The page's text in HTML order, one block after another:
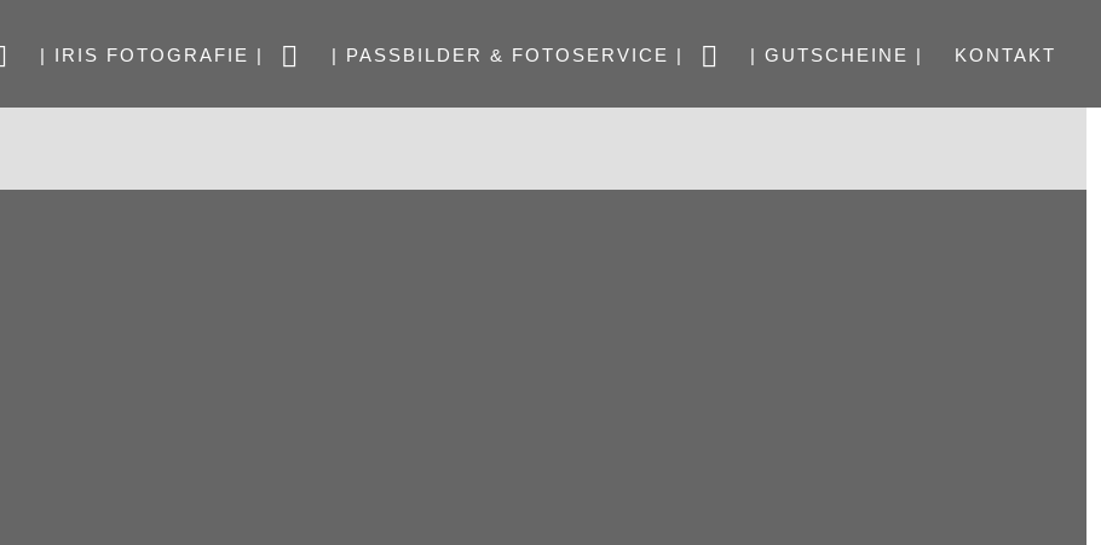
| IRIS FOTOGRAFIE | | PASSBILDER & FOTOSERVICE | | GUTSCHEINE | KONTAKT